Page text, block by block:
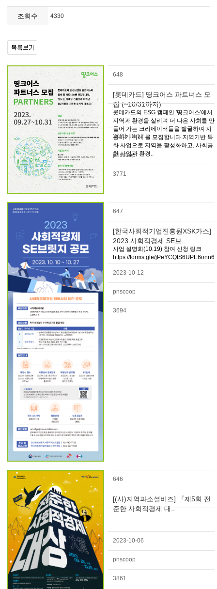
조회수 4330
648
[롯데카드] 띵크어스 파트너스 모
집 (~10/31까지)
롯데카드의 ESG 캠페인 '띵크어스'에서
지역과 환경을 살리며 더 나은 사회를 만
들어 가는 크리에이터들을 발굴하여 지
원하기 위해 를 모집합니다.지역기반 특
화 사업으로 지역을 활성화하고, 사회공
헌 사업과 환경..
2023-10-12
pnscoop
3771
647
[한국사회적기업진흥원XSK가스]
2023 사회적경제 SE브..
사업 설명회(10.19) 참여 신청 링크
https://forms.gle/jPeYCQtS6UPE6onn6
2023-10-12
pnscoop
3694
646
[(사)지역과소셜비즈] 『제5회 전
준한 사회적경제 대..
2023-10-06
pnscoop
3861